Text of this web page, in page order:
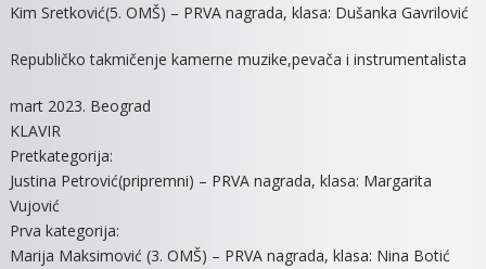
Kim Sretković(5. OMŠ) – PRVA nagrada, klasa: Dušanka Gavrilović
Republičko takmičenje kamerne muzike,pevača i instrumentalista
mart 2023. Beograd
KLAVIR
Pretkategorija:
Justina Petrović(pripremni) – PRVA nagrada, klasa: Margarita
Vujović
Prva kategorija:
Marija Maksimović (3. OMŠ) – PRVA nagrada, klasa: Nina Botić